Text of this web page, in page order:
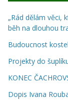
„Rád dělám věci,
běh na dlouhou
Budoucnost
Projekty do
KONEC
Dopis Ivana